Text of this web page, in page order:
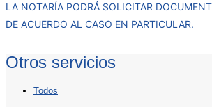
LA NOTARÍA PODRÁ SOLICITAR
DE ACUERDO AL CASO EN PARTICULAR.
Otros servicios
Todos